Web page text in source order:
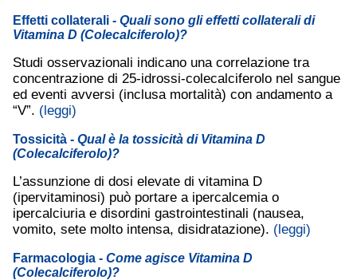
Effetti collaterali - Quali sono gli effetti collaterali di
Vitamina D (Colecalciferolo)?
Studi osservazionali indicano una correlazione tra
concentrazione di 25-idrossi-colecalciferolo nel sangue
ed eventi avversi (inclusa mortalità) con andamento a
“V”. (leggi)
Tossicità - Qual è la tossicità di Vitamina D
(Colecalciferolo)?
L’assunzione di dosi elevate di vitamina D
(ipervitaminosi) può portare a ipercalcemia o
ipercalciuria e disordini gastrointestinali (nausea,
vomito, sete molto intensa, disidratazione). (leggi)
Farmacologia - Come agisce Vitamina D
(Colecalciferolo)?